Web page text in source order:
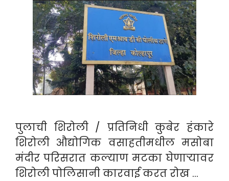
पुलाची शिरोली / प्रतिनिधी कुबेर हंकारे
शिरोली औद्योगिक वसाहतीमधील मसोबा
मंदीर परिसरात कल्याण मटका घेणाऱ्यावर
शिरोली पोलिसानी कारवाई करत रोख …